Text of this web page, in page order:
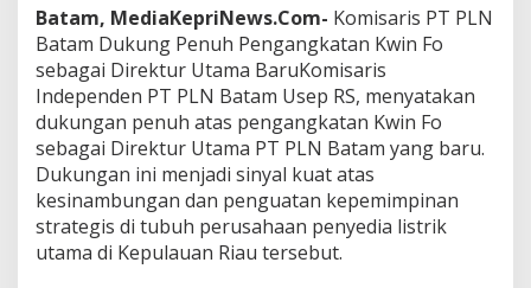
N
B
a
t
a
m
D
k
u
n
g
Batam, MediaKepriNews.Com- Komisaris PT PLN
Batam Dukung Penuh Pengangkatan Kwin Fo
sebagai Direktur Utama BaruKomisaris
Independen PT PLN Batam Usep RS, menyatakan
dukungan penuh atas pengangkatan Kwin Fo
sebagai Direktur Utama PT PLN Batam yang baru.
Dukungan ini menjadi sinyal kuat atas
kesinambungan dan penguatan kepemimpinan
strategis di tubuh perusahaan penyedia listrik
utama di Kepulauan Riau tersebut.